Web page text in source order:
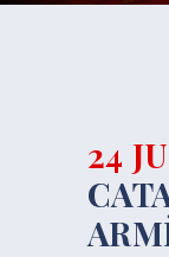
24